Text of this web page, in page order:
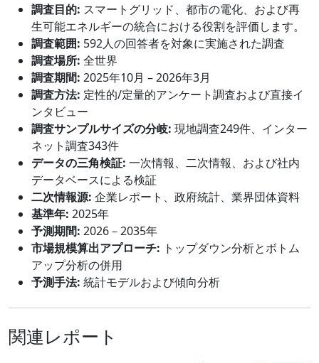
調査目的: スマートグリッド、都市の電化、および再
生可能エネルギーの統合における役割を評価します。
調査範囲: 592人の回答者を対象に実施された調査
調査場所: 全世界
調査期間: 2025年10月 – 2026年3月
調査方法: 定性的/定量的アンケート調査および直接イ
ンタビュー
調査サンプルサイズの分岐: 現地調査249件、インター
ネット調査343件
データの三角検証: 一次情報、二次情報、および社内
データベースによる検証
二次情報源: 企業レポート、政府統計、業界団体資料
基準年: 2025年
予測期間: 2026－2035年
市場規模算出アプローチ: トップダウン分析とボトム
アップ分析の併用
予測手法: 統計モデルおよび傾向分析
関連レポート